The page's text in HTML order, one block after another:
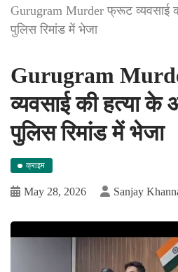
Gurugram Murder फ्रूट व्यवसाई
पुलिस रिमांड में भेजा
Gurugram
व्यवसाई की हत्या के
पुलिस रिमांड में भेजा
क्राइम
May 28, 2026 Sanjay